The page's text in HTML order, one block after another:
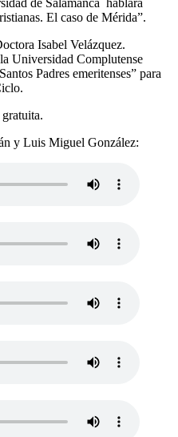
de Salamanca hablará
El caso de Mérida”.
Isabel Velázquez.
Universidad Complutense
Padres emeritenses” para
y Luis Miguel González: